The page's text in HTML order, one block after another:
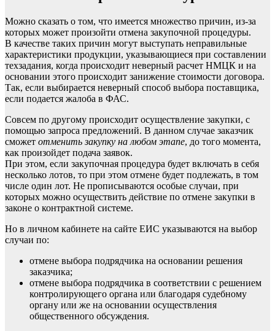
Можно сказать о том, что имеется множество причин, из-за
которых может произойти отмена закупочной процедуры.
В качестве таких причин могут выступать неправильные
характеристики продукции, указывающиеся при составлении
техзадания, когда происходит неверный расчет НМЦК и на
основании этого происходит занижение стоимости договора.
Так, если выбирается неверный способ выбора поставщика,
если подается жалоба в ФАС.
Совсем по другому происходит осуществление закупки, с
помощью запроса предложений. В данном случае заказчик
сможет отменить закупку на любом этапе, до того момента,
как произойдет подача заявок.
При этом, если закупочная процедура будет включать в себя
несколько лотов, то при этом отмене будет подлежать, в том
числе один лот. Не прописываются особые случаи, при
которых можно осуществить действие по отмене закупки в
законе о контрактной системе.
Но в личном кабинете на сайте ЕИС указываются на выбор
случаи по:
отмене выбора подрядчика на основании решения
заказчика;
отмене выбора подрядчика в соответствии с решением
контролирующего органа или благодаря судебному
органу или же на основании осуществления
общественного обсуждения.